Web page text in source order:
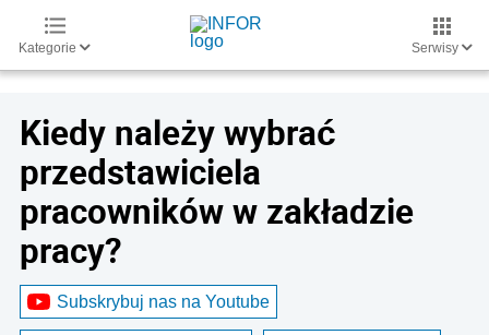
Kategorie Serwisy
Kiedy należy wybrać
przedstawiciela
pracowników w zakładzie
pracy?
Subskrybuj nas na Youtube